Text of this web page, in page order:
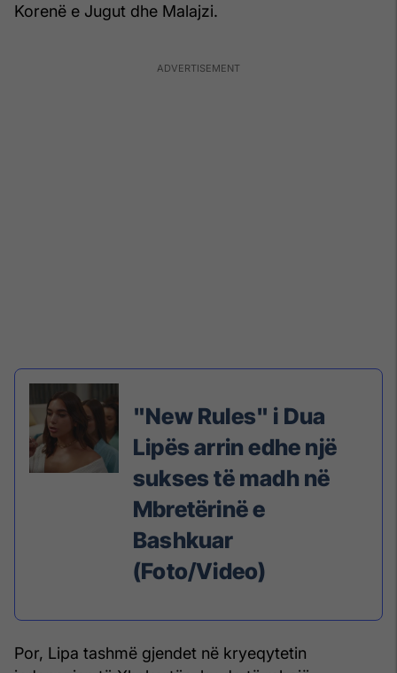
Korenë e Jugut dhe Malajzi.
"New Rules" i Dua
Lipës arrin edhe një
sukses të madh në
Mbretërinë e
Bashkuar
(Foto/Video)
Por, Lipa tashmë gjendet në kryeqytetin